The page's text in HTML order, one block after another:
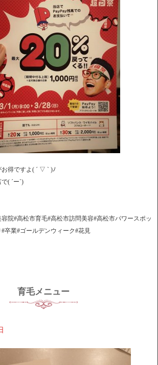
お得ですよ( ´ ▽ ` )ﾉ
( ´ー`)
院#高松市育毛#高松市訪問美容#高松市パワースポッ
#卒業#ゴールデンウィーク#花見
育毛メニュー